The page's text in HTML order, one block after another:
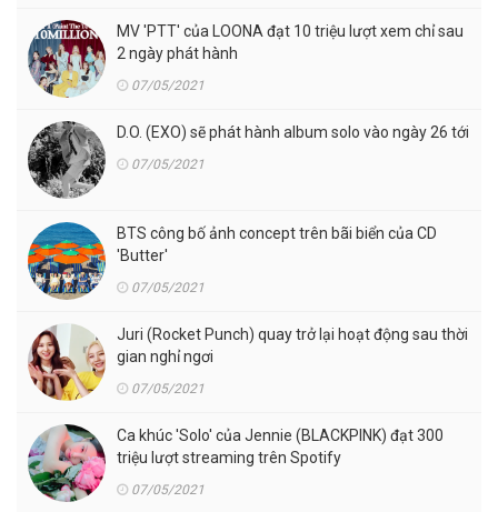
MV 'PTT' của LOONA đạt 10 triệu lượt xem chỉ sau
2 ngày phát hành
07/05/2021
D.O. (EXO) sẽ phát hành album solo vào ngày 26 tới
07/05/2021
BTS công bố ảnh concept trên bãi biển của CD
'Butter'
07/05/2021
Juri (Rocket Punch) quay trở lại hoạt động sau thời
gian nghỉ ngơi
07/05/2021
Ca khúc 'Solo' của Jennie (BLACKPINK) đạt 300
triệu lượt streaming trên Spotify
07/05/2021